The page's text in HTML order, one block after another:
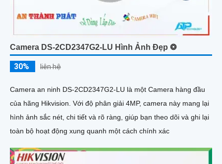
Camera DS-2CD2347G2-LU Hình Ảnh Đẹp ❂
30% liên hệ
Camera an ninh DS-2CD2347G2-LU là một Camera hàng đầu
của hãng Hikvision. Với độ phân giải 4MP, camera này mang lại
hình ảnh sắc nét, chi tiết và rõ ràng, giúp bạn theo dõi và ghi lại
toàn bộ hoạt động xung quanh một cách chính xác